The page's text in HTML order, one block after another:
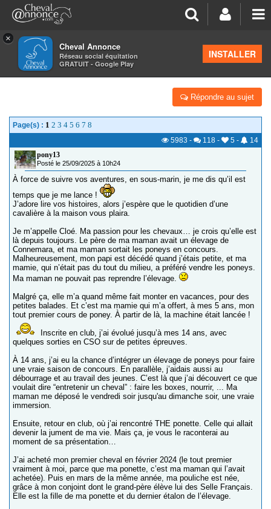
×
Cheval Annonce
Réseau social équitation
GRATUIT - Google Play
INSTALLER
>Discussions générales
LE QUOTIDIEN D’UNE CAVALIÈRE À LA MAISON
Répondre au sujet
Page(s) : 1 2 3 4 5 6 7 8
5983 - 118 - 5 -
14
pony13
Posté le 25/09/2025 à 10h24
À force de suivre vos aventures, en sous-marin, je me dis qu’il est
temps que je me lance !
J’adore lire vos histoires, alors j’espère que le quotidien d’une
cavalière à la maison vous plaira.
Je m’appelle Cloé. Ma passion pour les chevaux… je crois qu’elle est
là depuis toujours. Le père de ma maman avait un élevage de
Connemara, et ma maman sortait les poneys en concours.
Malheureusement, mon papi est décédé quand j’étais petite, et ma
mamie, qui n’était pas du tout du milieu, a préféré vendre les poneys.
Ma maman ne pouvait pas reprendre l’élevage.
Malgré ça, elle m’a quand même fait monter en vacances, pour des
petites balades. Et c’est ma mamie qui m’a offert, à mes 5 ans, mon
tout premier cours de poney. À partir de là, la machine était lancée !
Inscrite en club, j’ai évolué jusqu’à mes 14 ans, avec
quelques sorties en CSO sur de petites épreuves.
À 14 ans, j’ai eu la chance d’intégrer un élevage de poneys pour faire
une vraie saison de concours. En parallèle, j’aidais aussi au
débourrage et au travail des jeunes. C’est là que j’ai découvert ce que
voulait dire “entretenir un cheval” : faire les boxes, nourrir, ... Ma
maman me déposé le vendredi soir jusqu'au dimanche soir, une vraie
immersion.
Ensuite, retour en club, où j’ai rencontré THE ponette. Celle qui allait
devenir la jument de ma vie. Mais ça, je vous le raconterai au
moment de sa présentation…
J’ai acheté mon premier cheval en février 2024 (le tout premier
vraiment à moi, parce que ma ponette, c’est ma maman qui l’avait
achetée). Puis en mars de la même année, ma pouliche est née,
grâce à mon conjoint dont le grand-père élève lui des Selle Français.
Elle est la fille de ma ponette et du dernier étalon de l’élevage.